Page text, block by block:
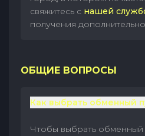
свяжитесь с нашей
получения
ОБЩИЕ ВОПРОСЫ
Как выбрать обменный
Чтобы выбрать обменный